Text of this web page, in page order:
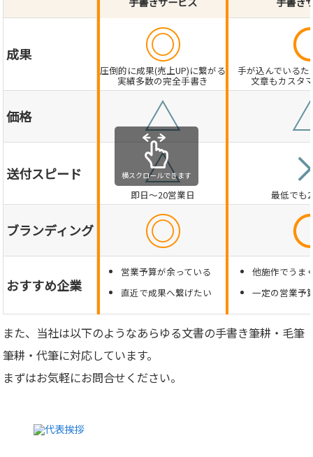
成果 ◎
圧倒的に成果(売上UP)に繋がる
実績多数の完全手書き
手が込んでいる
文章もカスタ
価格 △
送付スピード △
即日～20営業日 最低でも
ブランディング ◎
おすすめ企業
営業予算が余っている
直近で成果へ繋げたい
他施作でうま
一定の営業予
横スクロールできます
また、当社は以下のようなあらゆる文書の手書き筆耕・毛筆
筆耕・代筆に対応しています。
まずはお気軽にお問合せください。